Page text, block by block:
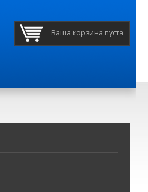
Ваша корзина пуста